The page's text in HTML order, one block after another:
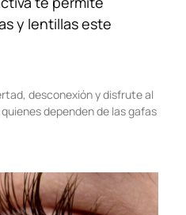
y lentillas este
desconexión y disfrute al
dependen de las gafas